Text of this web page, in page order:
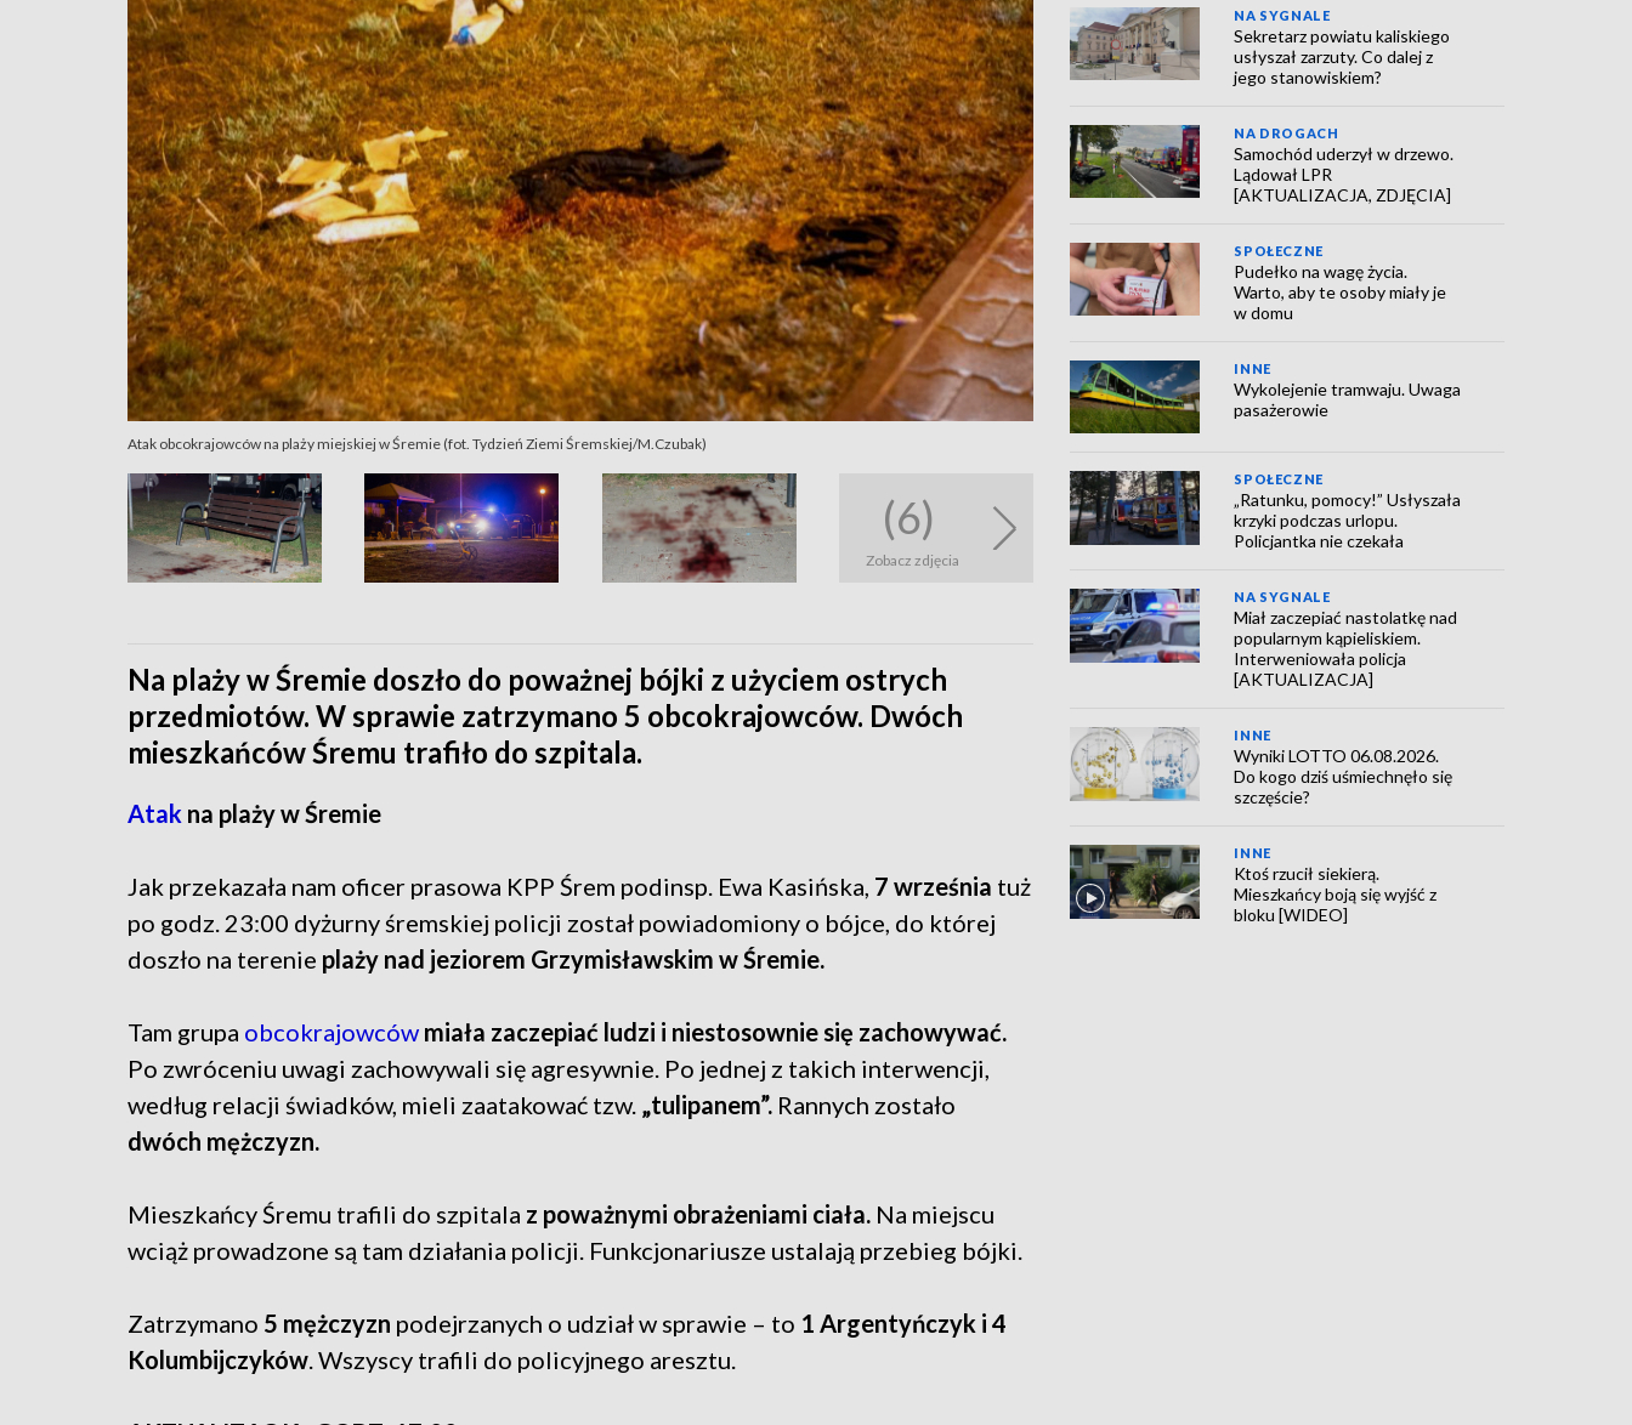
Atak obcokrajowców na plaży miejskiej w Śremie (fot. Tydzień Ziemi Śremskiej/M.Czubak)
(6)
Zobacz zdjęcia
Na plaży w Śremie doszło do poważnej bójki z użyciem ostrych
przedmiotów. W sprawie zatrzymano 5 obcokrajowców. Dwóch
mieszkańców Śremu trafiło do szpitala.
Atak na plaży w Śremie
Jak przekazała nam oficer prasowa KPP Śrem podinsp. Ewa Kasińska, 7 września tuż
po godz. 23:00 dyżurny śremskiej policji został powiadomiony o bójce, do której
doszło na terenie plaży nad jeziorem Grzymisławskim w Śremie.
Tam grupa obcokrajowców miała zaczepiać ludzi i niestosownie się zachowywać.
Po zwróceniu uwagi zachowywali się agresywnie. Po jednej z takich interwencji,
według relacji świadków, mieli zaatakować tzw. „tulipanem”. Rannych zostało
dwóch mężczyzn.
Mieszkańcy Śremu trafili do szpitala z poważnymi obrażeniami ciała. Na miejscu
wciąż prowadzone są tam działania policji. Funkcjonariusze ustalają przebieg bójki.
Zatrzymano 5 mężczyzn podejrzanych o udział w sprawie – to 1 Argentyńczyk i 4
Kolumbijczyków. Wszyscy trafili do policyjnego aresztu.
NA SYGNALE
Sekretarz powiatu kaliskiego
usłyszał zarzuty. Co dalej z
jego stanowiskiem?
NA DROGACH
Samochód uderzył w drzewo.
Lądował LPR
[AKTUALIZACJA, ZDJĘCIA]
SPOŁECZNE
Pudełko na wagę życia.
Warto, aby te osoby miały je
w domu
INNE
Wykolejenie tramwaju. Uwaga
pasażerowie
SPOŁECZNE
„Ratunku, pomocy!” Usłyszała
krzyki podczas urlopu.
Policjantka nie czekała
NA SYGNALE
Miał zaczepiać nastolatkę nad
popularnym kąpieliskiem.
Interweniowała policja
[AKTUALIZACJA]
INNE
Wyniki LOTTO 06.08.2026.
Do kogo dziś uśmiechnęło się
szczęście?
INNE
Ktoś rzucił siekierą.
Mieszkańcy boją się wyjść z
bloku [WIDEO]